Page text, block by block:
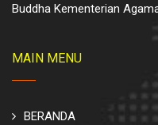
Buddha Kementerian
MAIN MENU
BERANDA